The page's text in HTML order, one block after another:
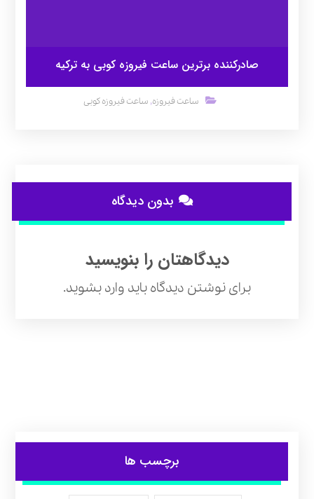
صادرکننده برترین ساعت فیروزه کوبی به ترکیه
ساعت فیروزه, ساعت فیروزه کوبی
بدون دیدگاه
دیدگاهتان را بنویسید
برای نوشتن دیدگاه باید وارد بشوید.
برچسب ها